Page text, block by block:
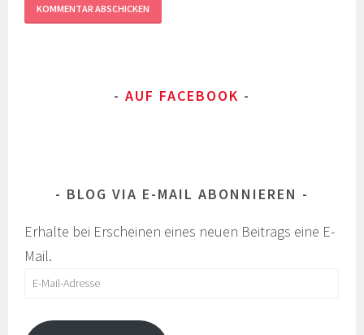
AUF FACEBOOK
BLOG VIA E-MAIL ABONNIEREN
Erhalte bei Erscheinen eines neuen Beitrags eine E-
Mail.
E-
Adresse